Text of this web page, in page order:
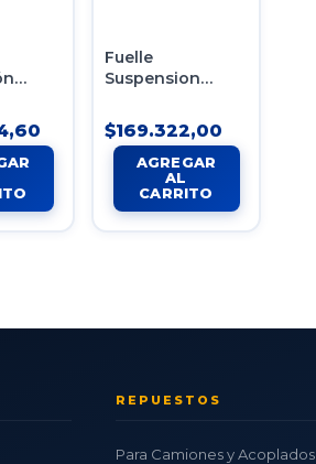
Fuelle
Suspension
Levanta Eje Con
Labio Boca
410mm
$169.322,00
REPUESTOS
Para Camiones y Acoplados